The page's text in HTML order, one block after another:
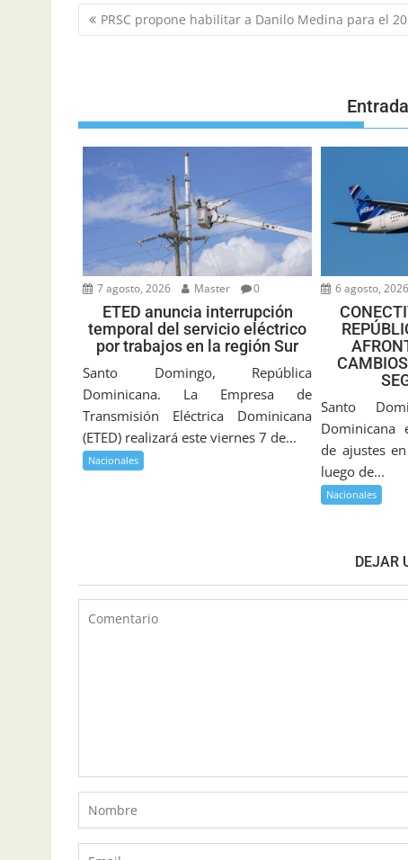
PRSC propone habilitar a Danilo Medina para el
7 agosto, 2026 Master 0
ETED anuncia interrupción
temporal del servicio eléctrico
por trabajos en la región Sur
Santo Domingo, República
Dominicana. La Empresa de
Transmisión Eléctrica Dominicana
(ETED) realizará este viernes 7 de...
Nacionales
6 agosto, 2026
Santo
Dominicana
de ajustes
luego de...
Nacionales
DEJAR